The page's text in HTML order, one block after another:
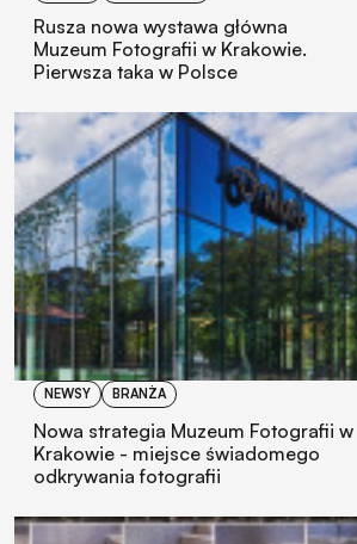
Rusza nowa wystawa główna
Muzeum Fotografii w Krakowie.
Pierwsza taka w Polsce
NEWSY BRANŻA
Nowa strategia Muzeum Fotografii w
Krakowie - miejsce świadomego
odkrywania fotografii